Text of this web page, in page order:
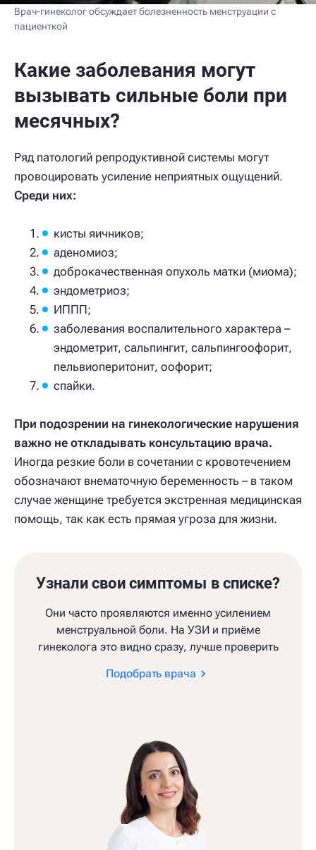
Врач-гинеколог обсуждает болезненность менструации с
пациенткой
Какие заболевания могут
вызывать сильные боли при
месячных?
Ряд патологий репродуктивной системы могут
провоцировать усиление неприятных ощущений.
Среди них:
кисты яичников;
аденомиоз;
доброкачественная опухоль матки (миома);
эндометриоз;
ИППП;
заболевания воспалительного характера –
эндометрит, сальпингит, сальпингоофорит,
пельвиоперитонит, оофорит;
спайки.
При подозрении на гинекологические нарушения
важно не откладывать консультацию врача.
Иногда резкие боли в сочетании с кровотечением
обозначают внематочную беременность – в таком
случае женщине требуется экстренная медицинская
помощь, так как есть прямая угроза для жизни.
Узнали свои симптомы в списке?
Они часто проявляются именно усилением
менструальной боли. На УЗИ и приёме
гинеколога это видно сразу, лучше проверить
Подобрать врача